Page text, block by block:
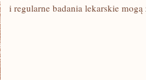
i regularne badania lekarskie